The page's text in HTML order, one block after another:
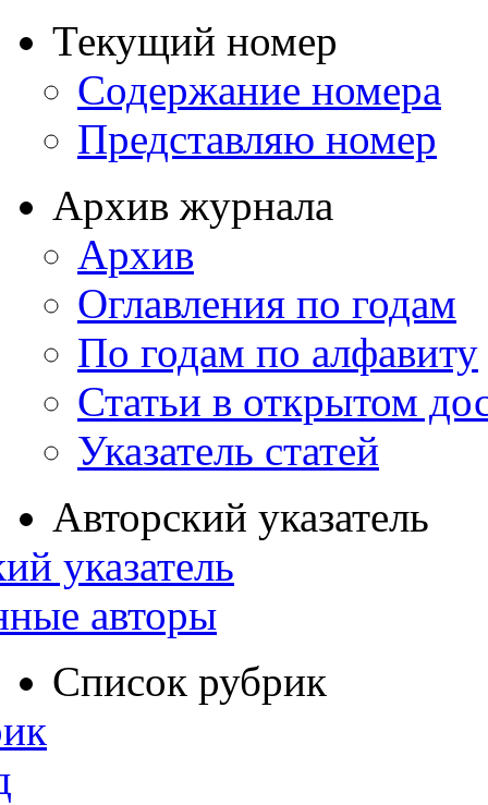
Текущий номер
Содержание номера
Представляю номер
Архив журнала
Архив
Оглавления по годам
По годам по алфавиту
Статьи в открытом
Указатель статей
Авторский указатель
указатель
авторы
Список рубрик